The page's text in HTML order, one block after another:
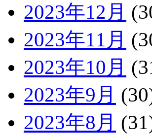
2023年12月
2023年11月
2023年10月
2023年9月
2023年8月